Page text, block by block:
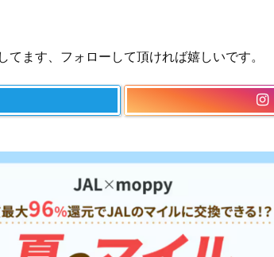
ます、フォローして頂ければ嬉しいです。